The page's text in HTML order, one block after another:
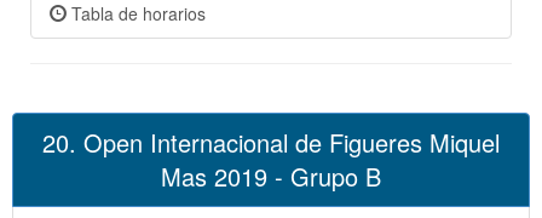
Tabla de horarios
20. Open Internacional de Figueres Miquel
Mas 2019 - Grupo B